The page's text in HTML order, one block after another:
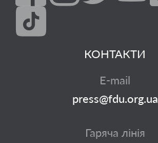
КОНТАКТИ
E-mail
press@fdu.org.ua
Гаряча лінія